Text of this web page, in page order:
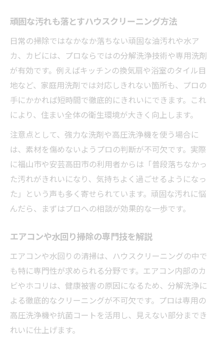
頑固な汚れも落とすハウスクリーニング方法
日常の掃除ではなかなか落ちない頑固な油汚れや水ア
カ、カビには、プロならではの分解洗浄技術や専用洗剤
が有効です。例えばキッチンの換気扇や浴室のタイル目
地など、家庭用洗剤では対応しきれない箇所も、プロの
手にかかれば短時間で徹底的にきれいにできます。これ
により、住まい全体の衛生環境が大きく向上します。
注意点として、強力な洗剤や高圧洗浄機を使う場合に
は、素材を傷めないようプロの判断が不可欠です。実際
に福山市や安芸高田市の利用者からは「普段落ちなかっ
た汚れがきれいになり、気持ちよく過ごせるようになっ
た」という声も多く寄せられています。頑固な汚れに悩
んだら、まずはプロへの相談が効果的な一歩です。
エアコンや水回り掃除の専門技を解説
エアコンや水回りの清掃は、ハウスクリーニングの中で
も特に専門性が求められる分野です。エアコン内部のカ
ビやホコリは、健康被害の原因になるため、分解洗浄に
よる徹底的なクリーニングが不可欠です。プロは専用の
高圧洗浄機や抗菌コートを活用し、見えない部分までき
れいに仕上げます。